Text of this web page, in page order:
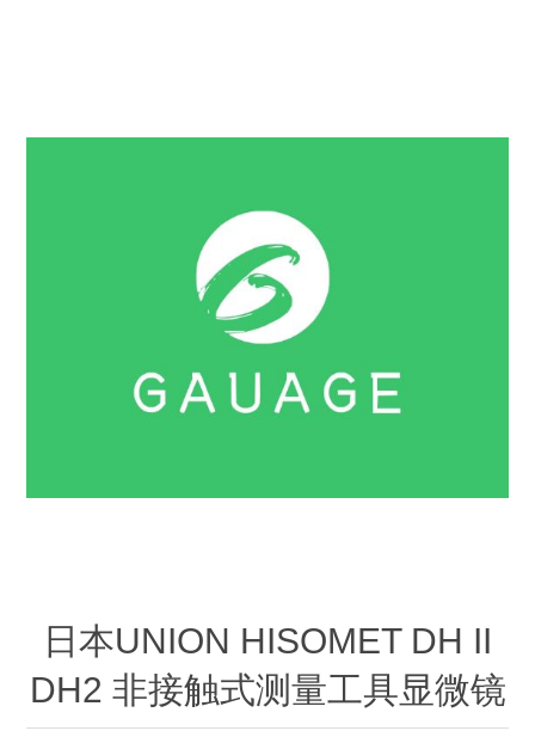
OCT（光学相干断层扫描）整机
椭偏仪（Ellipsometer）
离线 IV 测试仪
TLM
外延设备
GD-MS / ICP-MS
半导体设备用光源
耗材售后/维修/校准
标准样品（光伏）
激光尘埃粒子计数器
薄层电阻量测系统
日本UNION HISOMET DH II
DH2 非接触式测量工具显微镜